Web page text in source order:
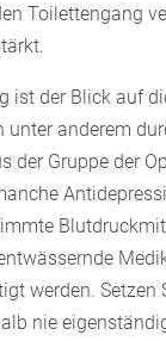
Toilettengang
ist der Blick auf
unter anderem
der Gruppe der
werden. Setzen
nie